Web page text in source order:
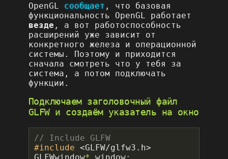
OpenGL сообщает , что базовая
функциональность OpenGL работает
везде , а вот работоспособность
расширений уже зависит от
конкретного железа и операционной
системы. Поэтому и приходится
сначала смотреть что у тебя за
система, а потом подключать
функции.
Подключаем заголовочный файл
GLFW и создаём указатель на окно
#include <GLFW/glfw3.h>
GLFWwindow* window;